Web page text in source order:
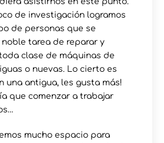
de investigación logramos
de personas que se
tarea de reparar y
clase de máquinas de
o nuevas. Lo cierto es
una antigua, les gusta más!
que comenzar a trabajar
mucho espacio para